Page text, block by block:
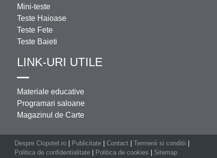
Mini-teste
Teste Haioase
Teste Fete
Teste Baieti
LINK-URI UTILE
Materiale educative
Programari saloane
Magazinul de Carte
Despre Clopotel.ro | Publicitate | Contact | Termenii si conditii |
Politica de confidentialitate | Politica de cookies | Sitemap